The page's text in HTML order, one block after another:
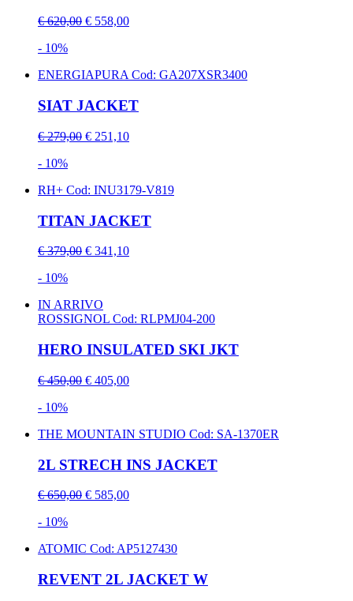
€ 620,00 € 558,00
- 10%
ENERGIAPURACod: GA207XSR3400
SIAT JACKET
€ 279,00 € 251,10
- 10%
RH+ Cod: INU3179-V819
TITAN JACKET
€ 379,00 € 341,10
- 10%
IN ARRIVO
ROSSIGNOL Cod: RLPMJ04-200
HERO INSULATED SKI JKT
€ 450,00 € 405,00
- 10%
THE MOUNTAIN STUDIO Cod: SA-1370ER
2L STRECH INS JACKET
€ 650,00 € 585,00
- 10%
ATOMIC Cod: AP5127430
REVENT 2L JACKET W